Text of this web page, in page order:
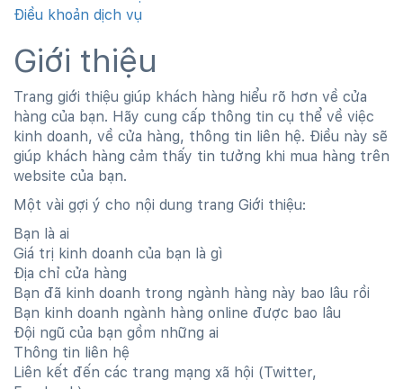
Điều khoản dịch vụ
Giới thiệu
Trang giới thiệu giúp khách hàng hiểu rõ hơn về cửa
hàng của bạn. Hãy cung cấp thông tin cụ thể về việc
kinh doanh, về cửa hàng, thông tin liên hệ. Điều này sẽ
giúp khách hàng cảm thấy tin tưởng khi mua hàng trên
website của bạn.
Một vài gợi ý cho nội dung trang Giới thiệu:
Bạn là ai
Giá trị kinh doanh của bạn là gì
Địa chỉ cửa hàng
Bạn đã kinh doanh trong ngành hàng này bao lâu rồi
Bạn kinh doanh ngành hàng online được bao lâu
Đội ngũ của bạn gồm những ai
Thông tin liên hệ
Liên kết đến các trang mạng xã hội (Twitter,